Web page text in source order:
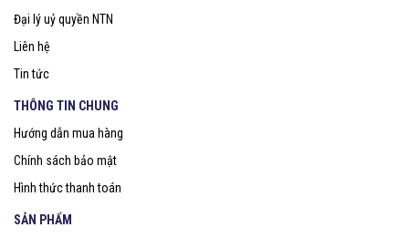
Đại lý uỷ quyền NTN
Liên hệ
Tin tức
THÔNG TIN CHUNG
Hướng dẫn mua hàng
Chính sách bảo mật
Hình thức thanh toán
SẢN PHẨM